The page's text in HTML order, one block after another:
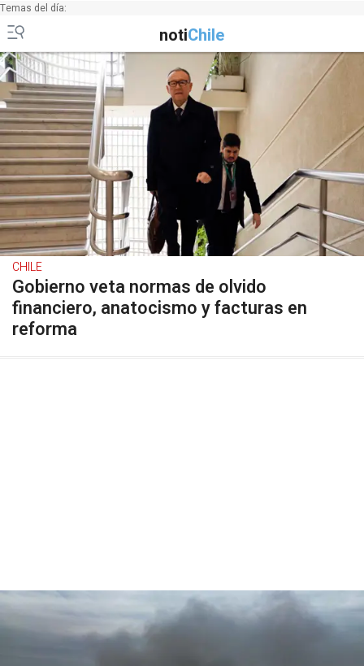
Temas del día:
notiChile
CHILE
Gobierno veta normas de olvido
financiero, anatocismo y facturas en
reforma